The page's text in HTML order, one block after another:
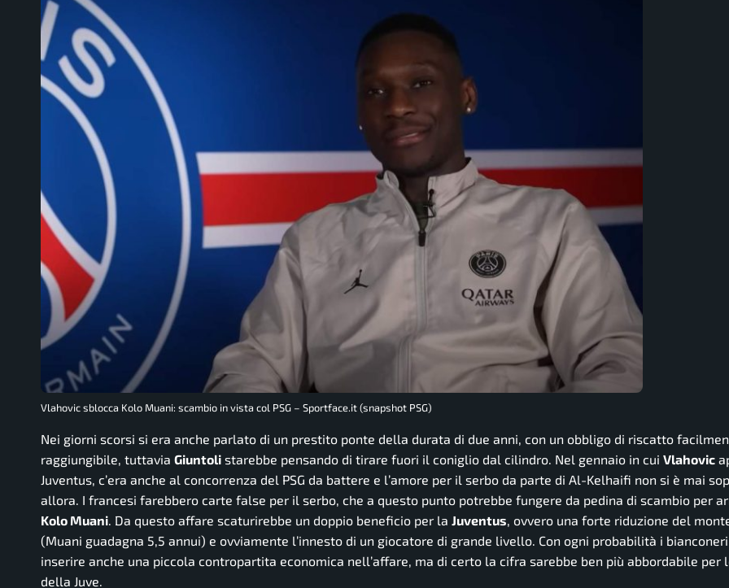
Vlahovic sblocca Kolo Muani: scambio in vista col PSG – Sportface.it (snapshot PSG)
Nei giorni scorsi si era anche parlato di un prestito ponte della durata di due anni, con un obbligo di riscatto
raggiungibile, tuttavia Giuntoli starebbe pensando di tirare fuori il coniglio dal cilindro. Nel gennaio in cui Vlahovic
Juventus, c’era anche al concorrenza del PSG da battere e l’amore per il serbo da parte di Al-Kelhaifi non si è mai
allora. I francesi farebbero carte false per il serbo, che a questo punto potrebbe fungere da pedina di scambio per
Kolo Muani. Da questo affare scaturirebbe un doppio beneficio per la Juventus, ovvero una forte riduzione del
(Muani guadagna 5,5 annui) e ovviamente l’innesto di un giocatore di grande livello. Con ogni probabilità i
inserire anche una piccola contropartita economica nell’affare, ma di certo la cifra sarebbe ben più abbordabile per
della Juve.